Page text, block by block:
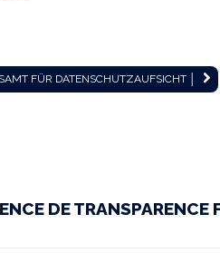
FÜR DATENSCHUTZAUFSICHT │
DE TRANSPARENCE